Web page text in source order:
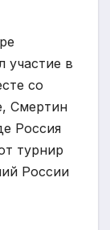
участие в
со
Смертин
Россия
турнир
России